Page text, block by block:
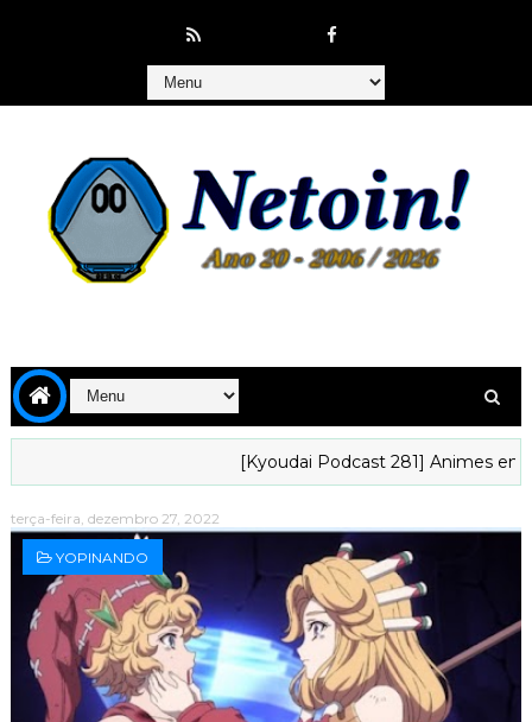
[Kyoudai Podcast 281] Animes em que
terça-feira, dezembro 27, 2022
YOPINANDO